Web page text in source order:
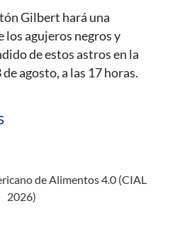
Gilbert hará una
los agujeros negros y
de estos astros en la
agosto, a las 17 horas.
de Alimentos 4.0 (CIAL
2026)